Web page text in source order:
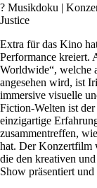
? Musikdoku |
Justice
Extra für das Kino
Performance kreiert.
Worldwide“, welche
angesehen wird, ist
immersive visuelle
Fiction-Welten ist
einzigartige
zusammentreffen,
hat. Der Konzertfilm
die den kreativen
Show präsentiert und